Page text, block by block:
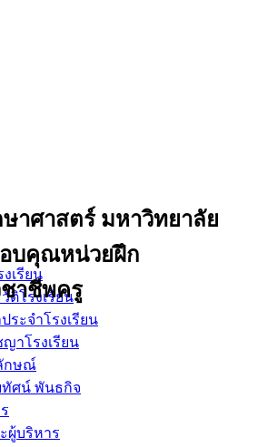
งเรียน
ติโรงเรียน
ระจำโรงเรียน
าโรงเรียน
กษณ์
ทัศน์ พันธกิจ
ผู้บริหาร
ศาสตร์ มหาวิทยาลัย
บคุณหน่วยฝึก
าชีพครู